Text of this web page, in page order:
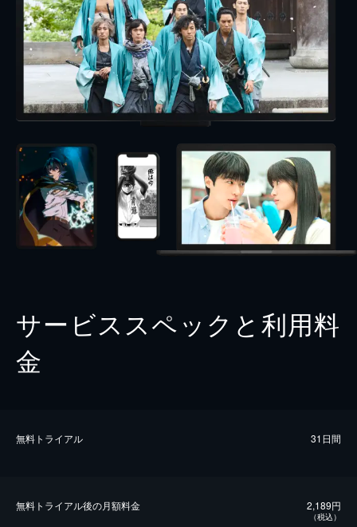
サービススペックと利用料
金
無料トライアル 31日間
無料トライアル後の⽉額料金 2,189円
（税込）